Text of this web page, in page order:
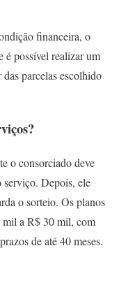
financeira, o
é possível realizar um
parcelas escolhido
o consorciado deve
serviço. Depois, ele
o sorteio. Os planos
mil a R$ 30 mil, com
de até 40 meses.